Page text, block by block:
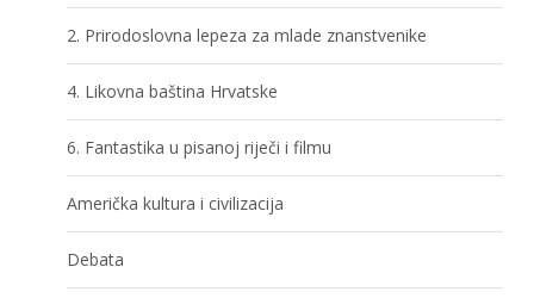
2. Prirodoslovna lepeza za mlade znanstvenike
4. Likovna baština Hrvatske
6. Fantastika u pisanoj riječi i filmu
Američka kultura i civilizacija
Debata